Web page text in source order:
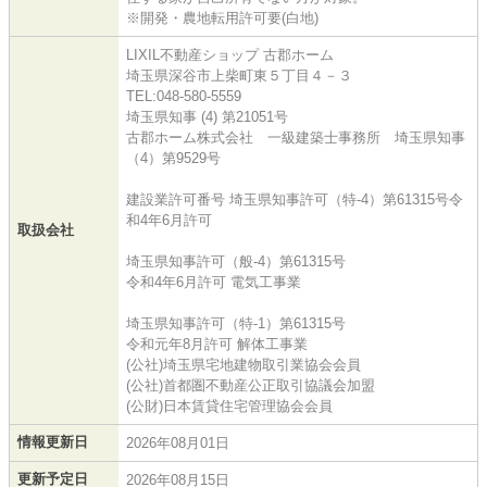
※開発・農地転用許可要(白地)
取扱会社
LIXIL不動産ショップ 古郡ホーム
埼玉県深谷市上柴町東５丁目４－３
TEL:048-580-5559
埼玉県知事 (4) 第21051号
古郡ホーム株式会社 一級建築士事務所 埼玉県知事
（4）第9529号
建設業許可番号 埼玉県知事許可（特-4）第61315号令
和4年6月許可
埼玉県知事許可（般-4）第61315号
令和4年6月許可 電気工事業
埼玉県知事許可（特-1）第61315号
令和元年8月許可 解体工事業
(公社)埼玉県宅地建物取引業協会会員
(公社)首都圏不動産公正取引協議会加盟
(公財)日本賃貸住宅管理協会会員
情報更新日 2026年08月01日
更新予定日 2026年08月15日